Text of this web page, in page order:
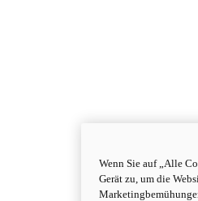
Wenn Sie auf „Alle
Gerät zu, um die